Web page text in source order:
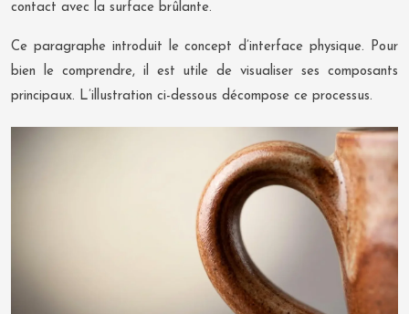
contact avec la surface brûlante.
Ce paragraphe introduit le concept d’interface physique. Pour
bien le comprendre, il est utile de visualiser ses composants
principaux. L’illustration ci-dessous décompose ce processus.